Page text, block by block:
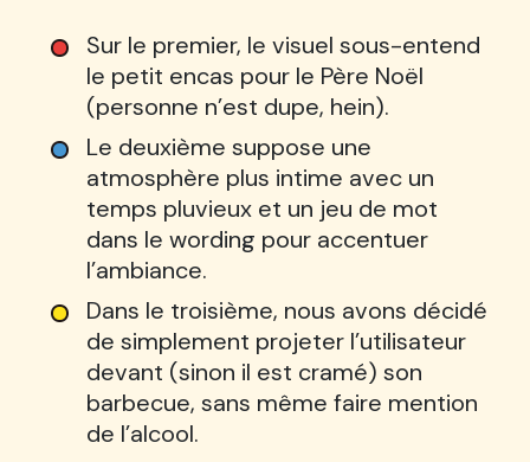
Sur le premier, le visuel sous-entend
le petit encas pour le Père Noël
(personne n’est dupe, hein).
Le deuxième suppose une
atmosphère plus intime avec un
temps pluvieux et un jeu de mot
dans le wording pour accentuer
l’ambiance.
Dans le troisième, nous avons décidé
de simplement projeter l’utilisateur
devant (sinon il est cramé) son
barbecue, sans même faire mention
de l’alcool.